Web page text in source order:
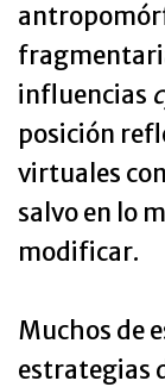
influencias
posición
virtuales
salvo en lo
modificar.
Muchos de
estrategias